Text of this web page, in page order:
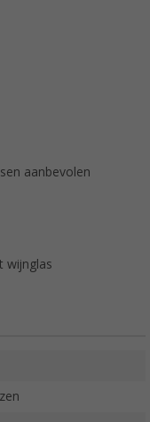
aanbevolen
wijnglas